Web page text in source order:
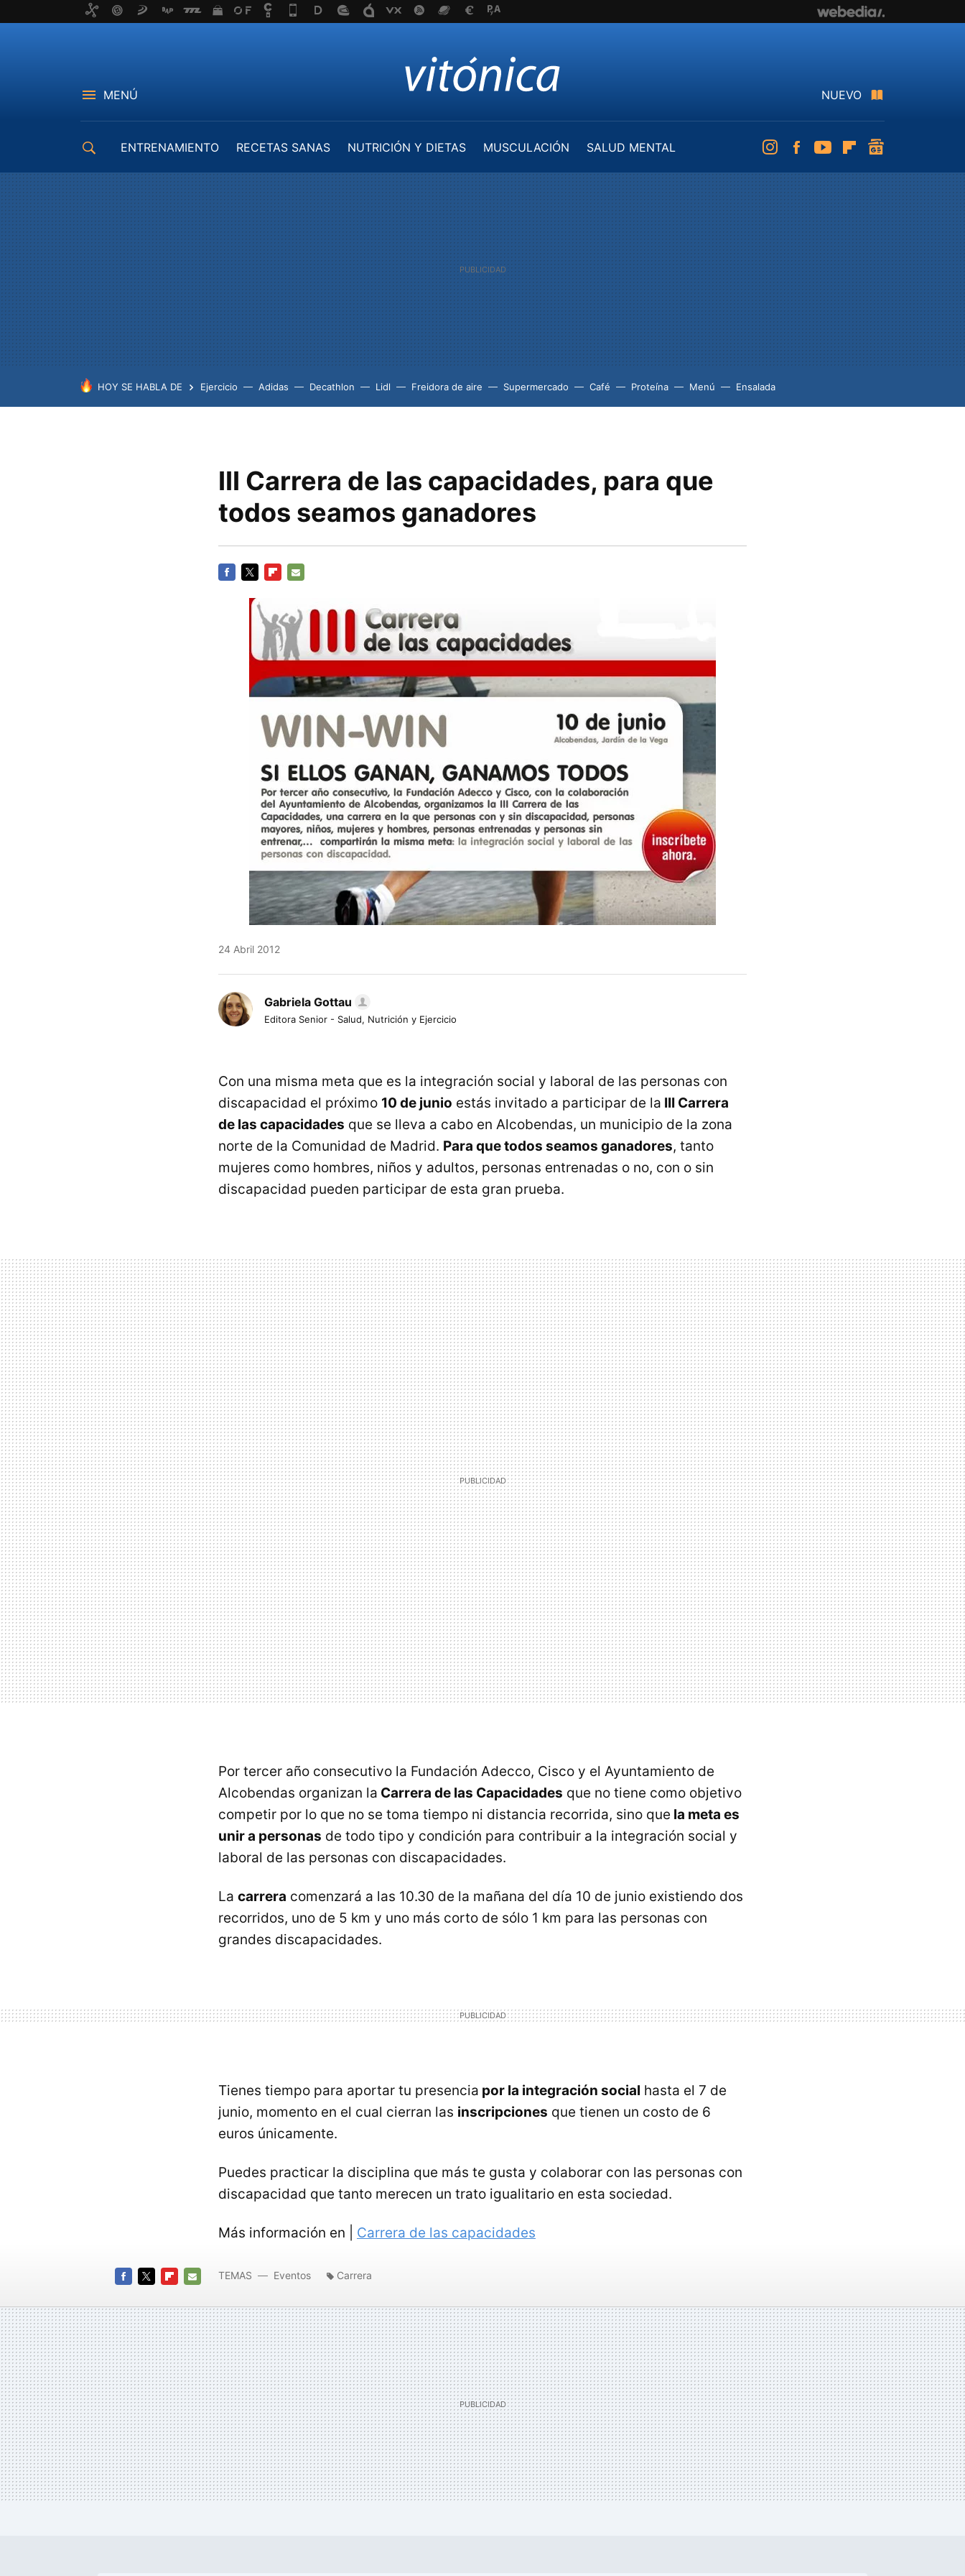
MENÚ NUEVO
ENTRENAMIENTO RECETAS SANAS NUTRICIÓN Y DIETAS MUSCULACIÓN
SALUD MENTAL
InstagramFacebookYoutubeFlipboard
HOY SE HABLA DE Ejercicio Adidas Decathlon Lidl Freidora de aire Supermercado Café Proteína Menú Ensalada
III Carrera de las capacidades, para que
todos seamos ganadores
MAIL
24 Abril 2012
Gabriela Gottau
Editora Senior - Salud, Nutrición y Ejercicio
Con una misma meta que es la integración social y laboral de las personas con
discapacidad el próximo 10 de junio estás invitado a participar de la III Carrera
de las capacidades que se lleva a cabo en Alcobendas, un municipio de la zona
norte de la Comunidad de Madrid. Para que todos seamos ganadores, tanto
mujeres como hombres, niños y adultos, personas entrenadas o no, con o sin
discapacidad pueden participar de esta gran prueba.
Por tercer año consecutivo la Fundación Adecco, Cisco y el Ayuntamiento de
Alcobendas organizan la Carrera de las Capacidades que no tiene como objetivo
competir por lo que no se toma tiempo ni distancia recorrida, sino que la meta es
unir a personas de todo tipo y condición para contribuir a la integración social y
laboral de las personas con discapacidades.
La carrera comenzará a las 10.30 de la mañana del día 10 de junio existiendo dos
recorridos, uno de 5 km y uno más corto de sólo 1 km para las personas con
grandes discapacidades.
Tienes tiempo para aportar tu presencia por la integración social hasta el 7 de
junio, momento en el cual cierran las inscripciones que tienen un costo de 6
euros únicamente.
Puedes practicar la disciplina que más te gusta y colaborar con las personas con
discapacidad que tanto merecen un trato igualitario en esta sociedad.
Más información en | Carrera de las capacidades
MAIL
TEMAS Eventos Carrera